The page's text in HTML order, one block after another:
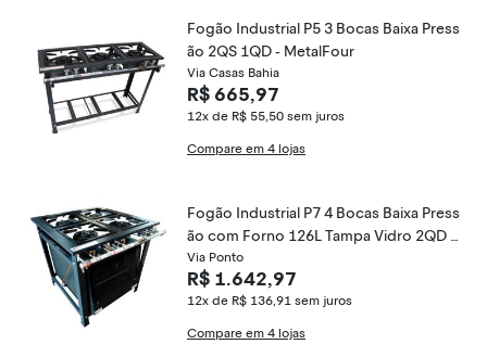
Fogão Industrial P5 3 Bocas Baixa Press
ão 2QS 1QD - MetalFour
Via Casas Bahia
R$ 665,97
12x de R$ 55,50 sem juros
Compare em 4 lojas
Fogão Industrial P7 4 Bocas Baixa Press
ão com Forno 126L Tampa Vidro 2QD 2
QS - MetalFour
Via Ponto
R$ 1.642,97
12x de R$ 136,91 sem juros
Compare em 4 lojas